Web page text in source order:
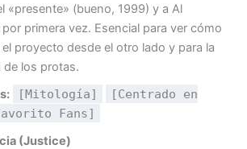
«presente» (bueno, 1999) y a Al
primera vez. Esencial para ver cómo
proyecto desde el otro lado y para la
de los protas.
[Mitología]
[Centrado en
Fans]
(Justice)